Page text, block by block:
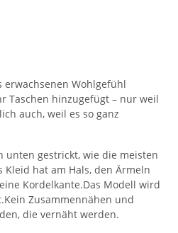
erwachsenen Wohlgefühl
Taschen hinzugefügt – nur weil
auch, weil es so ganz
unten gestrickt, wie die meisten
Kleid hat am Hals, den Ärmeln
Kordelkante.Das Modell wird
Zusammennähen und
die vernäht werden.